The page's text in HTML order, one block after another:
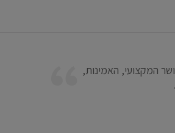
זרקו זמיר הייתה
את אשר עמלה
הדין קרן זרקו זמיר